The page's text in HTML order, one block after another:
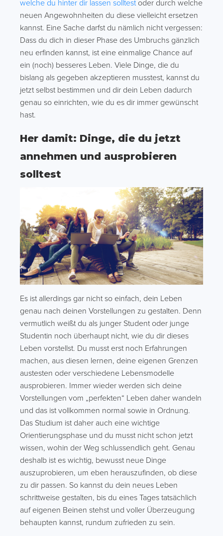
welche du hinter dir lassen solltestoder durch welche
neuen Angewohnheiten du diese vielleicht ersetzen
kannst. Eine Sache darfst du nämlich nicht vergessen:
Dass du dich in dieser Phase des Umbruchs gänzlich
neu erfinden kannst, ist eine einmalige Chance auf
ein (noch) besseres Leben. Viele Dinge, die du
bislang als gegeben akzeptieren musstest, kannst du
jetzt selbst bestimmen und dir dein Leben dadurch
genau so einrichten, wie du es dir immer gewünscht
hast.
Her damit: Dinge, die du jetzt
annehmen und ausprobieren
solltest
Es ist allerdings gar nicht so einfach, dein Leben
genau nach deinen Vorstellungen zu gestalten. Denn
vermutlich weißt du als junger Student oder junge
Studentin noch überhaupt nicht, wie du dir dieses
Leben vorstellst. Du musst erst noch Erfahrungen
machen, aus diesen lernen, deine eigenen Grenzen
austesten oder verschiedene Lebensmodelle
ausprobieren. Immer wieder werden sich deine
Vorstellungen vom „perfekten“ Leben daher wandeln
und das ist vollkommen normal sowie in Ordnung.
Das Studium ist daher auch eine wichtige
Orientierungsphase und du musst nicht schon jetzt
wissen, wohin der Weg schlussendlich geht. Genau
deshalb ist es wichtig, bewusst neue Dinge
auszuprobieren, um eben herauszufinden, ob diese
zu dir passen. So kannst du dein neues Leben
schrittweise gestalten, bis du eines Tages tatsächlich
auf eigenen Beinen stehst und voller Überzeugung
behaupten kannst, rundum zufrieden zu sein.